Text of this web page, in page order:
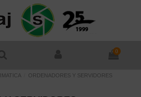
0
ORDENADORES Y SERVIDORES